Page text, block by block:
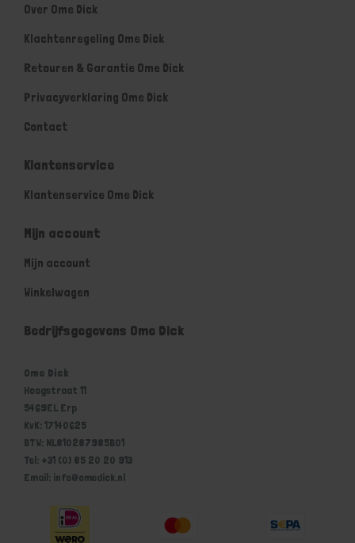
Over Ome Dick
Klachtenregeling Ome Dick
Retouren & Garantie Ome Dick
Privacyverklaring Ome Dick
Contact
Klantenservice
Klantenservice Ome Dick
Mijn account
Mijn account
Winkelwagen
Bedrijfsgegevens Ome Dick
Ome Dick
Hoogstraat 11
5469EL Erp
KvK: 17140625
BTW: NL810287985B01
Tel: +31 (0) 85 20 20 913
Email: info@omedick.nl